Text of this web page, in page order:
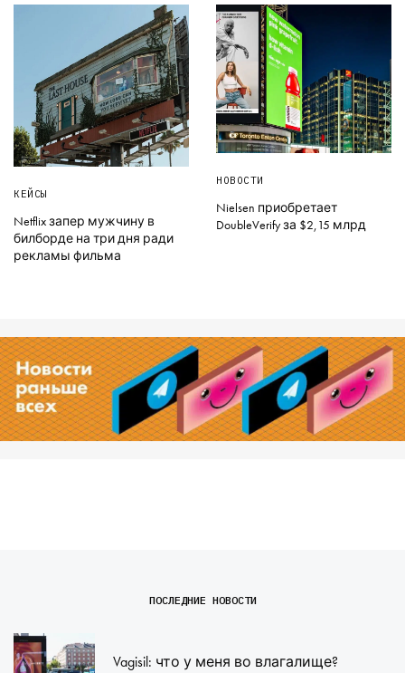
КЕЙСЫ
Netflix запер мужчину в
билборде на три дня ради
рекламы фильма
НОВОСТИ
Nielsen приобретает
DoubleVerify за $2,15 млрд
ПОСЛЕДНИЕ НОВОСТИ
Vagisil: что у меня во влагалище?